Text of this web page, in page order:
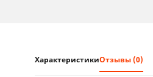
ХарактеристикиОтзывы (0)